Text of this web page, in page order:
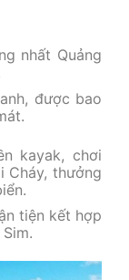
nhất Quảng
được bao
kayak, chơi
Cháy, thưởng
tiện kết hợp